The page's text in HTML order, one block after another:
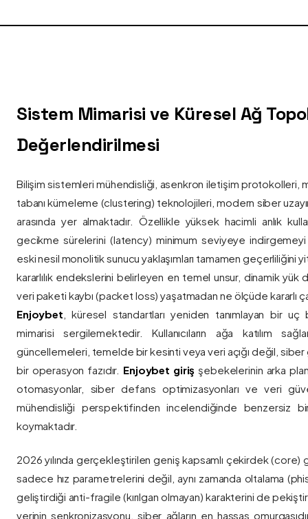
Sistem Mimarisi ve Küresel Ağ
Değerlendirilmesi
Bilişim sistemleri mühendisliği, asenkron iletişim protokolleri,
tabanı kümeleme (clustering) teknolojileri, modern siber
arasında yer almaktadır. Özellikle yüksek hacimli anlık
gecikme sürelerini (latency) minimum seviyeye
eski nesil monolitik sunucu yaklaşımları tamamen geçerliliğini
kararlılık endekslerini belirleyen en temel unsur, dinamik yük
veri paketi kaybı (packet loss) yaşatmadan ne ölçüde kararlı
Enjoybet , küresel standartları yeniden tanımlayan bir
mimarisi sergilemektedir. Kullanıcıların ağa katılım
güncellemeleri, temelde bir kesinti veya veri açığı değil, siber
bir operasyon fazıdır. Enjoybet giriş şebekelerinin arka
otomasyonlar, siber defans optimizasyonları ve veri
mühendisliği perspektifinden incelendiğinde benzersiz
koymaktadır.
2026 yılında gerçekleştirilen geniş kapsamlı çekirdek
sadece hız parametrelerini değil, aynı zamanda oltalama
geliştirdiği anti-fragile (kırılgan olmayan) karakterini de
verinin senkronizasyonu, siber ağların en hassas